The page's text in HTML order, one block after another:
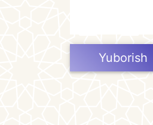
Yuborish